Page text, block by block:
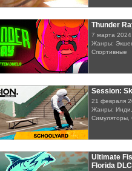
Thunder
7 марта 2024
Жанры:
Спортивные
Session:
21 февраля
Жанры:
Симуляторы,
Ultimate
Florida DLC